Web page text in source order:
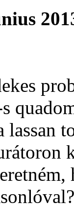
lassan